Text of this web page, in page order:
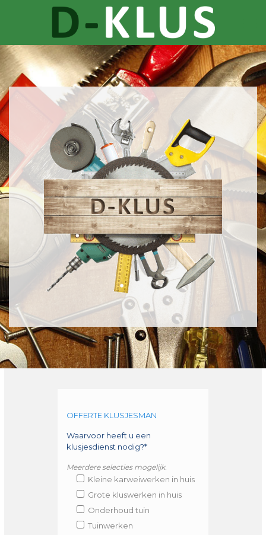
OFFERTE KLUSJESMAN
Waarvoor heeft u een
klusjesdienst nodig?*
Meerdere selecties mogelijk.
Kleine karweiwerken in huis
Grote kluswerken in huis
Onderhoud tuin
Tuinwerken